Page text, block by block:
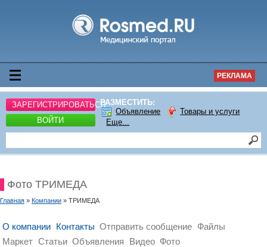
РЕКЛАМА
ЗАРЕГИСТРИРОВАТЬСЯ
ВОЙТИ
РАЗМЕСТИТЬ:
Объявление
Товары и услуги
Еще...
Фото ТРИМЕДА
Главная » Компании » ТРИМЕДА
О компании Контакты Отправить сообщение Файлы
Маркет Статьи Объявления Видео Фото